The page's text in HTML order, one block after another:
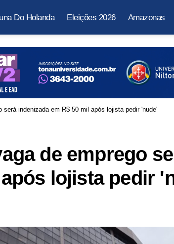
Do Holanda Eleições 2026 Amazonas
será indenizada em R$ 50 mil após lojista pedir 'nude'
de emprego
lojista pedir